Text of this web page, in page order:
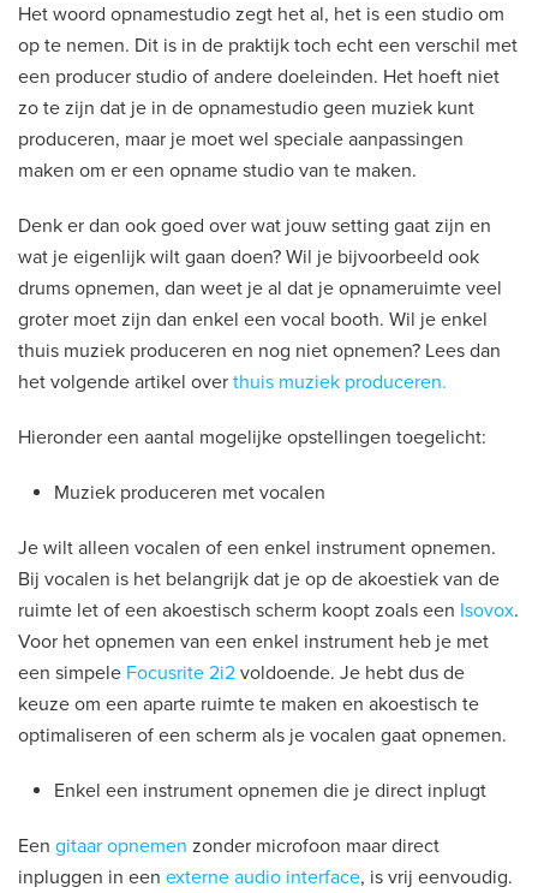
Het woord opnamestudio zegt het al, het is een studio om
op te nemen. Dit is in de praktijk toch echt een verschil met
een producer studio of andere doeleinden. Het hoeft niet
zo te zijn dat je in de opnamestudio geen muziek kunt
produceren, maar je moet wel speciale aanpassingen
maken om er een opname studio van te maken.
Denk er dan ook goed over wat jouw setting gaat zijn en
wat je eigenlijk wilt gaan doen? Wil je bijvoorbeeld ook
drums opnemen, dan weet je al dat je opnameruimte veel
groter moet zijn dan enkel een vocal booth. Wil je enkel
thuis muziek produceren en nog niet opnemen? Lees dan
het volgende artikel over thuis muziek produceren.
Hieronder een aantal mogelijke opstellingen toegelicht:
Muziek produceren met vocalen
Je wilt alleen vocalen of een enkel instrument opnemen.
Bij vocalen is het belangrijk dat je op de akoestiek van de
ruimte let of een akoestisch scherm koopt zoals een Isovox.
Voor het opnemen van een enkel instrument heb je met
een simpele Focusrite 2i2 voldoende. Je hebt dus de
keuze om een aparte ruimte te maken en akoestisch te
optimaliseren of een scherm als je vocalen gaat opnemen.
Enkel een instrument opnemen die je direct inplugt
Een gitaar opnemen zonder microfoon maar direct
inpluggen in een externe audio interface, is vrij eenvoudig.